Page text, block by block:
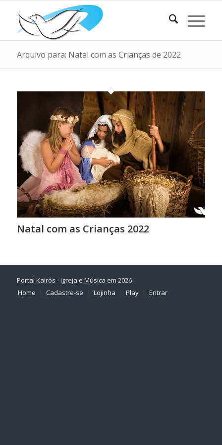
Arquivo para: Natal com as Crianças de 2022
Natal com as Crianças 2022
Portal Kairós - Igreja e Música em 2026
Home
Cadastre-se Lojinha Play Entrar